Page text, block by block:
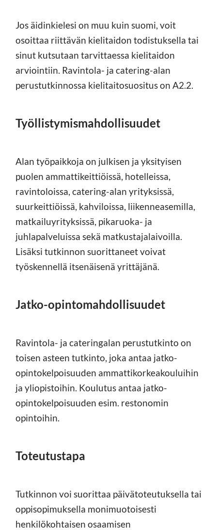
Jos äidinkielesi on muu kuin suomi, voit
osoittaa riittävän kielitaidon todistuksella tai
sinut kutsutaan tarvittaessa kielitaidon
arviointiin. Ravintola- ja catering-alan
perustutkinnossa kielitaitosuositus on A2.2.
Työllistymismahdollisuudet
Alan työpaikkoja on julkisen ja yksityisen
puolen ammattikeittiöissä, hotelleissa,
ravintoloissa, catering-alan yrityksissä,
suurkeittiöissä, kahviloissa, liikenneasemilla,
matkailuyrityksissä, pikaruoka- ja
juhlapalveluissa sekä matkustajalaivoilla.
Lisäksi tutkinnon suorittaneet voivat
työskennellä itsenäisenä yrittäjänä.
Jatko-opintomahdollisuudet
Ravintola- ja cateringalan perustutkinto on
toisen asteen tutkinto, joka antaa jatko-
opintokelpoisuuden ammattikorkeakouluihin
ja yliopistoihin. Koulutus antaa jatko-
opintokelpoisuuden esim. restonomin
opintoihin.
Toteutustapa
Tutkinnon voi suorittaa päivätoteutuksella tai
oppisopimuksella monimuotoisesti
henkilökohtaisen osaamisen